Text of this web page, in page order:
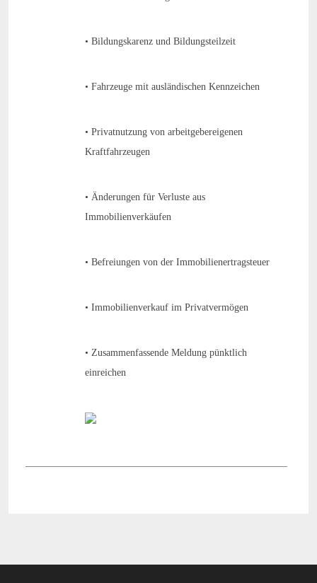
• Bildungskarenz und Bildungsteilzeit
• Fahrzeuge mit ausländischen Kennzeichen
• Privatnutzung von arbeitgebereigenen
Kraftfahrzeugen
• Änderungen für Verluste aus
Immobilienverkäufen
• Befreiungen von der Immobilienertragsteuer
• Immobilienverkauf im Privatvermögen
• Zusammenfassende Meldung pünktlich
einreichen